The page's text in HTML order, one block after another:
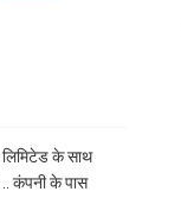
लिमिटेड के साथ
कंपनी के पास